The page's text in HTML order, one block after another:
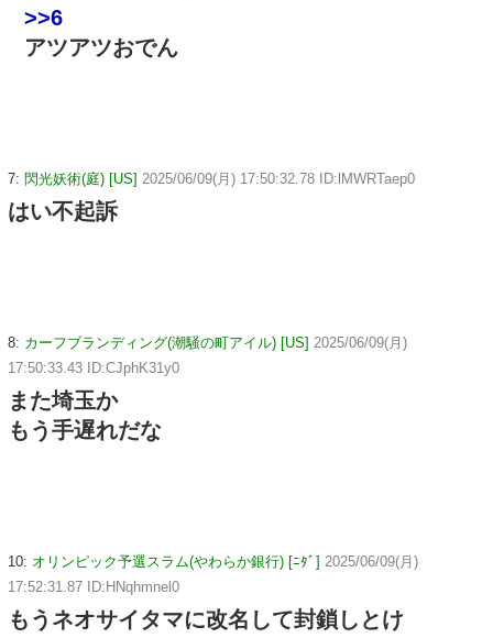
>>6
アツアツおでん
7: 閃光妖術(庭) [US] 2025/06/09(月) 17:50:32.78 ID:lMWRTaep0
はい不起訴
8: カーフブランディング(潮騒の町アイル) [US] 2025/06/09(月)
17:50:33.43 ID:CJphK31y0
また埼玉か
もう手遅れだな
10: オリンピック予選スラム(やわらか銀行) [ﾆﾀﾞ] 2025/06/09(月)
17:52:31.87 ID:HNqhmnel0
もうネオサイタマに改名して封鎖しとけ